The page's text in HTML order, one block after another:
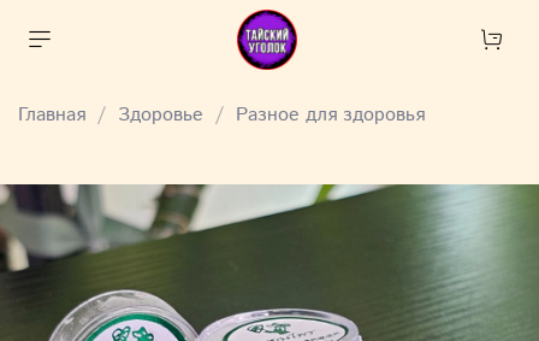
Главная Здоровье Разное для здоровья